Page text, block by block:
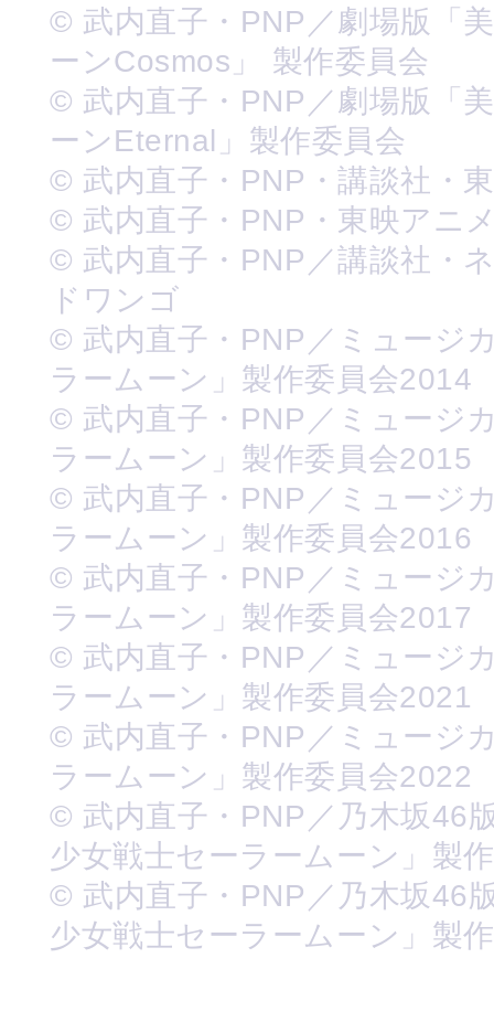
© 武内直子・PNP／劇場版「
ーンCosmos」 製作委員会
© 武内直子・PNP／劇場版「
ーンEternal」製作委員会
© 武内直子・PNP・講談社・
© 武内直子・PNP・東映アニ
© 武内直子・PNP／講談社・
ドワンゴ
© 武内直子・PNP／ミュージ
ラームーン」製作委員会2014
© 武内直子・PNP／ミュージ
ラームーン」製作委員会2015
© 武内直子・PNP／ミュージ
ラームーン」製作委員会2016
© 武内直子・PNP／ミュージ
ラームーン」製作委員会2017
© 武内直子・PNP／ミュージ
ラームーン」製作委員会2021
© 武内直子・PNP／ミュージ
ラームーン」製作委員会2022
© 武内直子・PNP／乃木坂46
少女戦士セーラームーン」製
© 武内直子・PNP／乃木坂46
少女戦士セーラームーン」製